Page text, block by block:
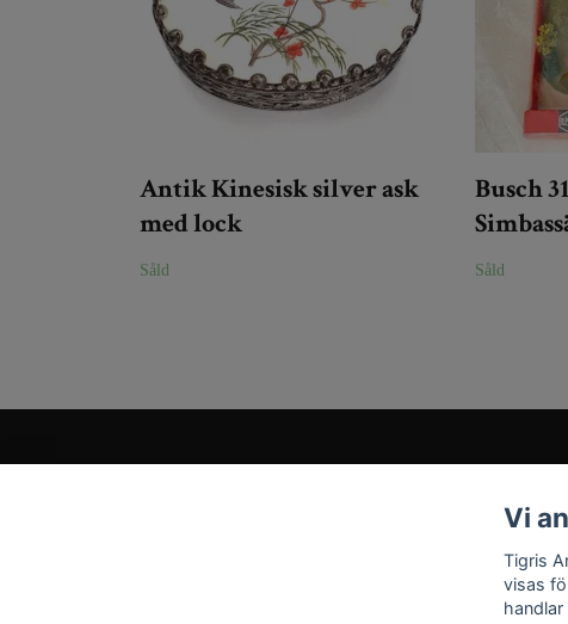
Antik Kinesisk silver ask
med lock
Såld
Busch
Såld
Info@tigrisantiques.comVi
Tigris
visas